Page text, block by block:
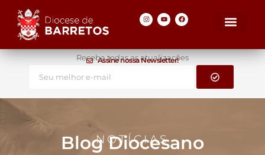
Assine nossa Newsletter!
Receba todas as atualizações
NOTÍCIAS
Blog Diocesano